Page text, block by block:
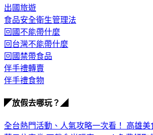
出國旅遊
食品安全衛生管理法
回國不能帶什麼
回台灣不能帶什麼
回國禁帶食品
伴手禮轉賣
伴手禮食物
◤放假去哪玩？◢
全台熱門活動、人氣攻略一次看！ 高雄美